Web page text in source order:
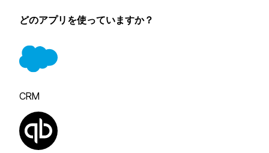
どのアプリを使っていますか？
CRM